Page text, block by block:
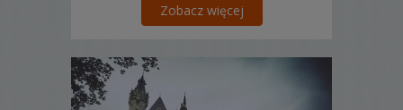
Zobacz więcej